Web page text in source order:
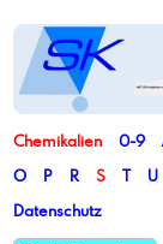
Chemikalien 0-9
O
P R S T U
Datenschutz